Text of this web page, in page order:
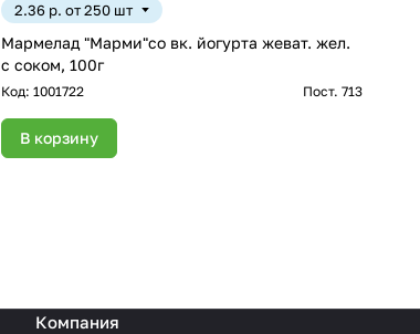
2.36 р. от 250 шт
Мармелад "Марми"со вк. йогурта жеват. жел.
с соком, 100г
Код: 1001722 Пост. 713
В корзину
Компания